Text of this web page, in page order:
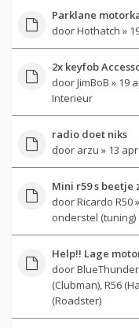
Parklane
doorHothatch »
2x keyfob
doorJimBoB » 19
Interieur
radio doet niks
door arzu » 13
Mini r59 s beetje
doorRicardo R50
onderstel (tuning)
Help!! Lage
door
(Clubman), R56
(Roadster)